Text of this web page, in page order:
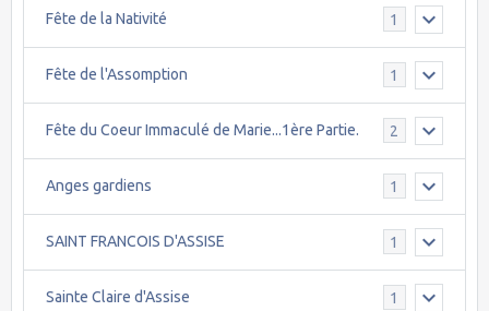
Fête de la Nativité 1
Fête de l'Assomption 1
Fête du Coeur Immaculé de Marie...1ère Partie. 2
Anges gardiens 1
SAINT FRANCOIS D'ASSISE 1
Sainte Claire d'Assise 1